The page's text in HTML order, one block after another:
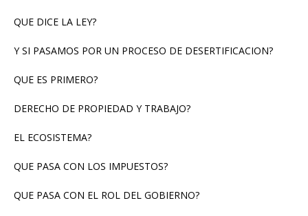
QUE DICE LA LEY?
Y SI PASAMOS POR UN PROCESO DE DESERTIFICACION?
QUE ES PRIMERO?
DERECHO DE PROPIEDAD Y TRABAJO?
EL ECOSISTEMA?
QUE PASA CON LOS IMPUESTOS?
QUE PASA CON EL ROL DEL GOBIERNO?